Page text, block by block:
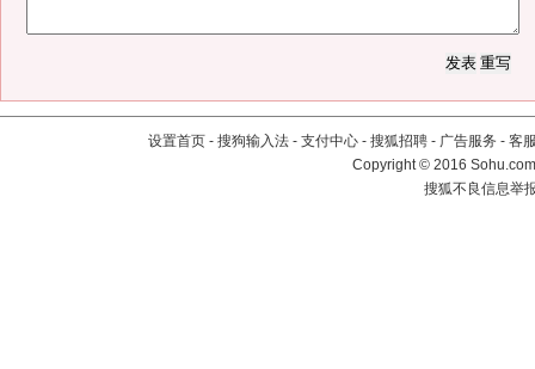
设置首页 - 搜狗输入法 - 支付中心 - 搜狐招聘 - 广告服务 - 客
Copyright©2016
搜狐不良信息举